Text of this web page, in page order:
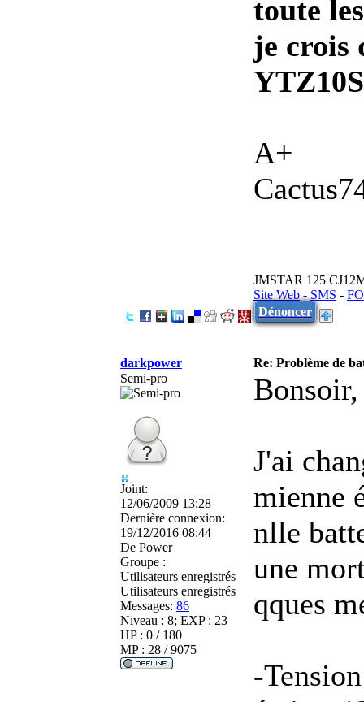
toute
je crois
A+
JMSTAR 125
Site Web-SMS -
Dénoncer
darkpower
Re: Problème de
Semi-pro
Joint:
12/06/2009 13:28
Dernière connexion:
19/12/2016 08:44
De Power
Groupe :
Utilisateurs enregistrés
Utilisateurs enregistrés
Messages: 86
Niveau : 8; EXP : 23
HP : 0 / 180
MP : 28 / 9075
Bonsoir,
J'ai
mienne
nlle
une
qques
-